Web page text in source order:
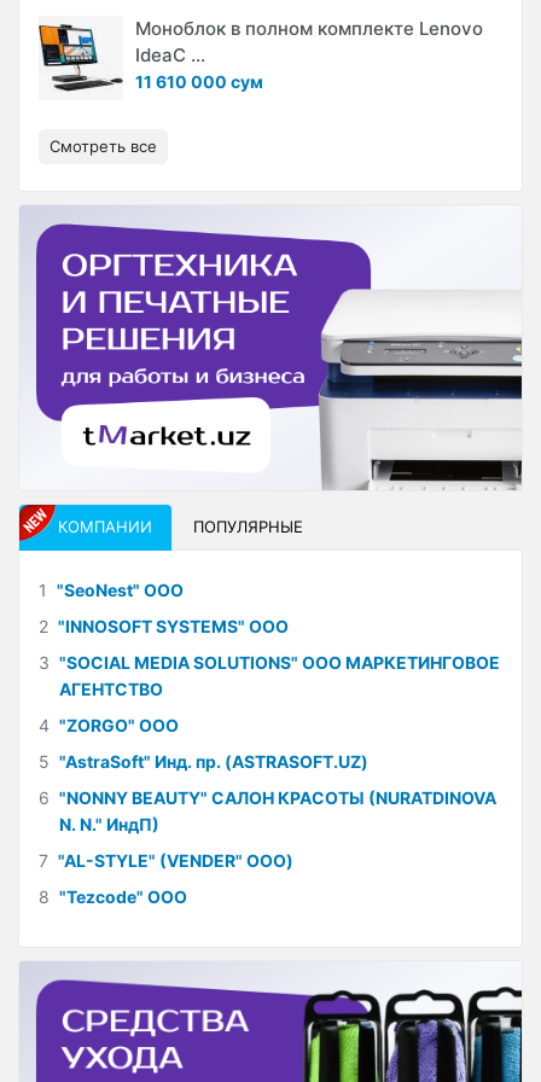
Моноблок в полном комплекте Lenovo
IdeaC ...
11 610 000 сум
Смотреть все
КОМПАНИИ ПОПУЛЯРНЫЕ
1 "SeoNest" ООО
2 "INNOSOFT SYSTEMS" ООО
3 "SOCIAL MEDIA SOLUTIONS" ООО МАРКЕТИНГОВОЕ
АГЕНТСТВО
4 "ZORGO" ООО
5 "AstraSoft" Инд. пр. (ASTRASOFT.UZ)
6 "NONNY BEAUTY" САЛОН КРАСОТЫ (NURATDINOVA
N. N." ИндП)
7 "AL-STYLE" (VENDER" ООО)
8 "Tezcode" ООО